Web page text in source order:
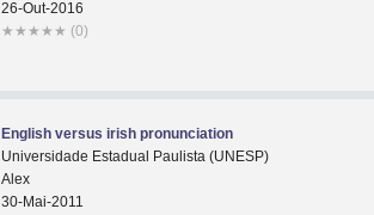
26-Out-2016
★ ★ ★ ★ ★ (0)
English versus irish pronunciation
Universidade Estadual Paulista (UNESP)
Alex
30-Mai-2011